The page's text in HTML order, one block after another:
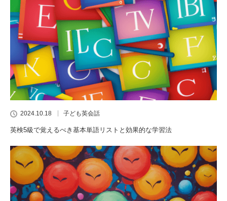
2024.10.18 子ども英会話
英検5級で覚えるべき基本単語リストと効果的な学習法